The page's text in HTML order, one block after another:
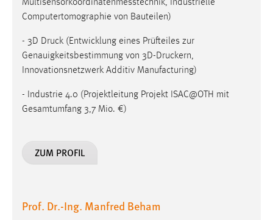
Multisensorkoordinatenmesstechnik, Industrielle
Computertomographie von Bauteilen)
- 3D Druck (Entwicklung eines Prüfteiles zur
Genauigkeitsbestimmung von 3D-Druckern,
Innovationsnetzwerk Additiv Manufacturing)
- Industrie 4.0 (Projektleitung Projekt ISAC@OTH mit
Gesamtumfang 3,7 Mio. €)
ZUM PROFIL
Prof. Dr.-Ing. Manfred Beham
Plattformen anzeigen zu können, werden von diesen
YouTube
Vimeo